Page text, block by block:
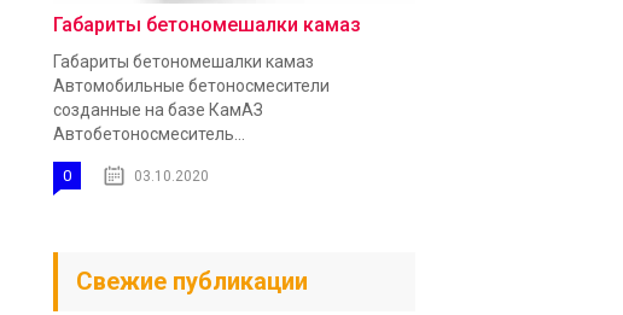
Габариты бетономешалки камаз
Габариты бетономешалки камаз
Автомобильные бетоносмесители
созданные на базе КамАЗ
Автобетоносмеситель...
0 03.10.2020
Свежие публикации